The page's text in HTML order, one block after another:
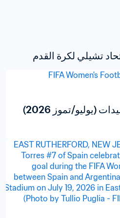
تشيلي لكرة القدم
(يوليو/تموز 2026)